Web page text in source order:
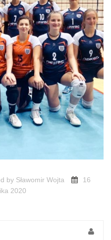
by Sławomir Wojta
16
2020